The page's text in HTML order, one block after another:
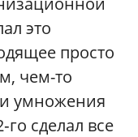
это
просто
чем-то
и умножения
сделал все